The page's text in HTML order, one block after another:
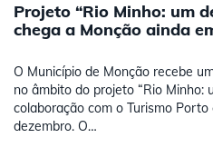
Projeto “Rio Minho: um
chega a Monção ainda
O Município de Monção recebe
no âmbito do projeto “Rio Minho:
colaboração com o Turismo
dezembro. O…